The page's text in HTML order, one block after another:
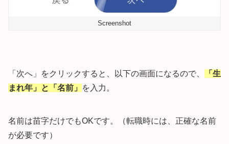
Screenshot
「次へ」をクリックすると、以下の画面になるので、
「生
まれ年」と「名前」
を入力。
名前は苗字だけでもOKです。（転職時には、正確な名前
が必要です）